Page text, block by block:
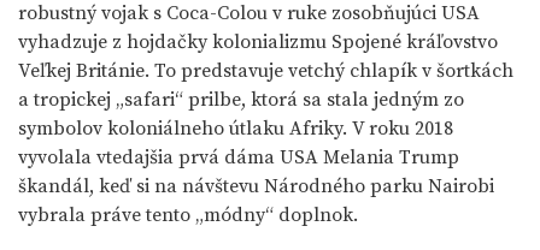
robustný vojak s Coca-Colou v ruke zosobňujúci USA
vyhadzuje z hojdačky kolonializmu Spojené kráľovstvo
Veľkej Británie. To predstavuje vetchý chlapík v šortkách
a tropickej „safari“ prilbe, ktorá sa stala jedným zo
symbolov koloniálneho útlaku Afriky. V roku 2018
vyvolala vtedajšia prvá dáma USA Melania Trump
škandál, keď si na návštevu Národného parku Nairobi
vybrala práve tento „módny“ doplnok.